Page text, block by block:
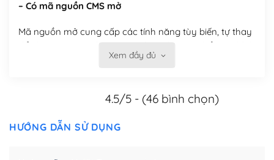
– Có mã nguồn CMS mở
Mã nguồn mở cung cấp các tính năng tùy biến, tự thay
đổi theme, tự cài plugin, tự quản lý, bạn có thể tùy chỉnh
nó theo ý bạn mà không phải sử dụng dịch vụ tại bất
Việc của bạn là đăng ký một tên miền và hosting để
Xem đầy đủ
4.5/5 - (46 bình chọn)
HƯỚNG DẪN SỬ DỤNG